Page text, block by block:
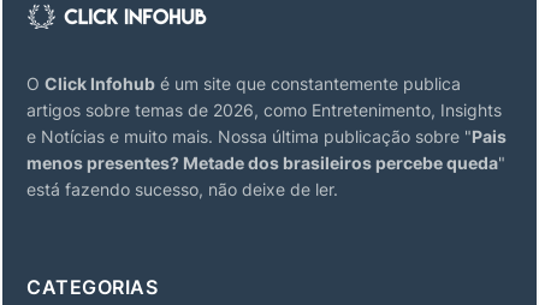
O Click Infohub é um site que constantemente publica
artigos sobre temas de 2026, como Entretenimento, Insights
e Notícias e muito mais. Nossa última publicação sobre "Pais
menos presentes? Metade dos brasileiros percebe queda"
está fazendo sucesso, não deixe de ler.
CATEGORIAS